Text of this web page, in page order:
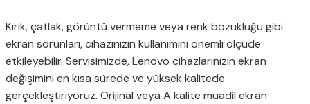
Kırık, çatlak, görüntü vermeme veya renk bozukluğu gibi
ekran sorunları, cihazınızın kullanımını önemli ölçüde
etkileyebilir. Servisimizde, Lenovo cihazlarınızın ekran
değişimini en kısa sürede ve yüksek kalitede
gerçekleştiriyoruz. Orijinal veya A kalite muadil ekran